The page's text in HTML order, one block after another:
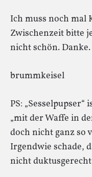
Ich muss noch mal
Zwischenzeit bitte
nicht schön. Danke.
brummkeisel
PS:
„mit der Waffe in
doch nicht ganz so
Irgendwie schade,
nicht